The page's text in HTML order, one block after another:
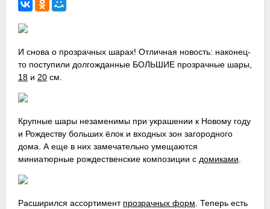
И снова о прозрачных шарах! Отличная новость: наконец-
то поступили долгожданные БОЛЬШИЕ прозрачные шары,
18 и 20 см.
Крупные шары незаменимы при украшении к Новому году
и Рождеству больших ёлок и входных зон загородного
дома. А еще в них замечательно умещаются
миниатюрные рождественские композиции с домиками.
Расширился ассортимент прозрачных форм. Теперь есть